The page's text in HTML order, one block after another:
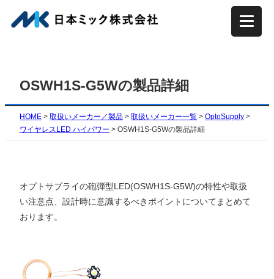
容
プ
OSWH1S-G5Wの製品詳細
HOME > 取扱いメーカー／製品 > 取扱いメーカー一覧 > OptoSupply >
ワイヤレスLED ハイパワー > OSWH1S-G5Wの製品詳細
オプトサプライの砲弾型LED(OSWH1S-G5W)の特性や取扱
い注意点、設計時に意識するべきポイントについてまとめて
おります。